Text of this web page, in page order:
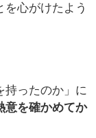
心がけたよう
持ったのか」に
意を確かめてか